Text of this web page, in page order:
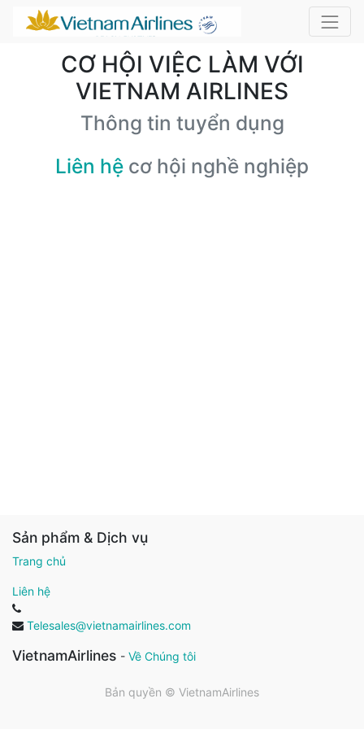
CƠ HỘI VIỆC LÀM VỚI
VIETNAM AIRLINES
Thông tin tuyển dụng
Liên hệ cơ hội nghề nghiệp
Sản phẩm & Dịch vụ
Trang chủ
Liên hệ
Telesales@vietnamairlines.com
VietnamAirlines - Về Chúng tôi
Bản quyền © VietnamAirlines